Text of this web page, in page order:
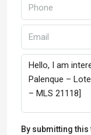
By submitting